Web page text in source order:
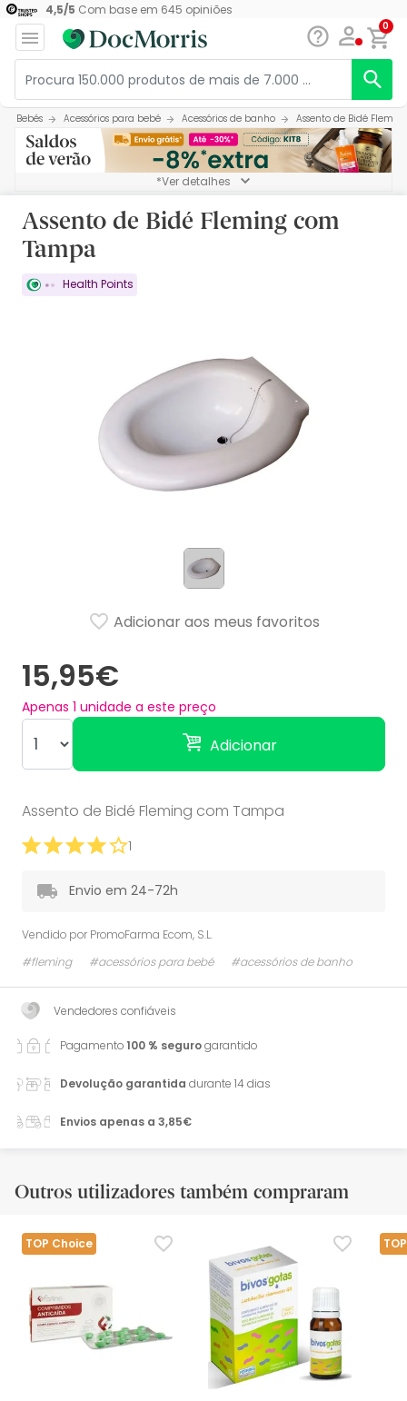
4,5/5 Com base em 645 opiniões
0
Bebés Acessórios para bebé Acessórios de banho Assento de Bidé
*Ver detalhes
Assento de Bidé Fleming com
Tampa
Health Points
15,95€
Apenas 1 unidade a este preço
Adicionar
Adicionar aos meus favoritos
Assento de Bidé Fleming com Tampa
1
Envio em 24-72h
Vendido por PromoFarma Ecom, S.L.
#fleming
#acessórios para bebé #acessórios de banho
Vendedores confiáveis
Pagamento100 % segurogarantido
Devolução garantida durante 14 dias
Envios apenas a 3,85€
Outros utilizadores também compraram
TOP Choice